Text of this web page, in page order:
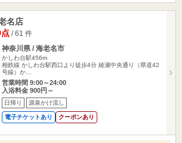
名店
/ 61 件
神奈川県 / 海老名市
かしわ台駅456m
相鉄線 かしわ台駅西口より徒歩4分 綾瀬中央通り（県道42
号線）か…
営業時間 9:00～24:00
入浴料金 900円～
日帰り 源泉かけ流し
電子チケットあり クーポンあり